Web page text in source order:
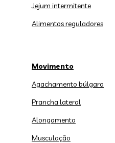
Jejum intermitente
Alimentos reguladores
Movimento
Agachamento búlgaro
Prancha lateral
Alongamento
Musculação